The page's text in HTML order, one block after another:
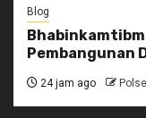
Blog
Pembangunan
24 jam ago